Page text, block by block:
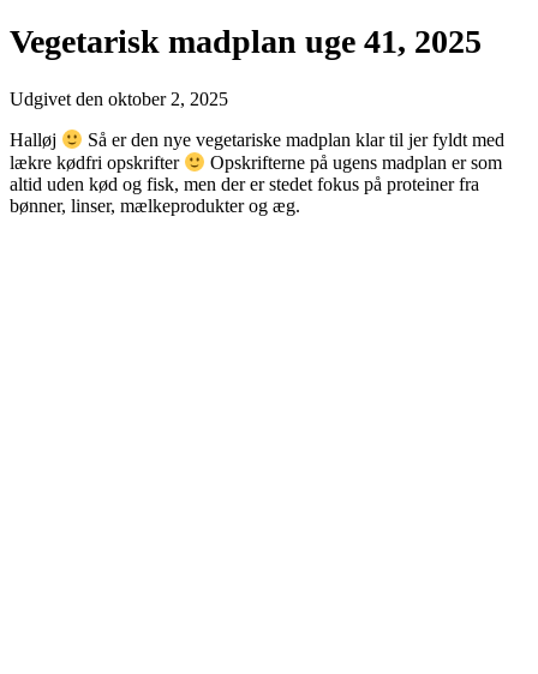
Vegetarisk madplan uge 41, 2025
Udgivet den oktober 2, 2025
Halløj
Så er den nye vegetariske madplan klar til jer fyldt med
lækre kødfri opskrifter
Opskrifterne på ugens madplan er som
altid uden kød og fisk, men der er stedet fokus på proteiner fra
bønner, linser, mælkeprodukter og æg.